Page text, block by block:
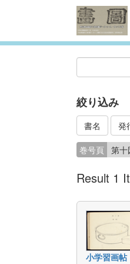
絞り込み
書名 発
巻号頁 第十
Result 1
小学習画帖